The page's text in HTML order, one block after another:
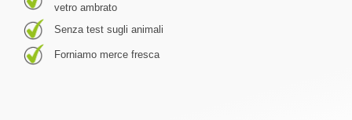
vetro ambrato
Senza test sugli animali
Forniamo merce fresca